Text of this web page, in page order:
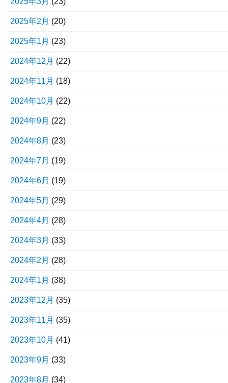
2025年2月 (20)
2025年1月 (23)
2024年12月 (22)
2024年11月 (18)
2024年10月 (22)
2024年9月 (22)
2024年8月 (23)
2024年7月 (19)
2024年6月 (19)
2024年5月 (29)
2024年4月 (28)
2024年3月 (33)
2024年2月 (28)
2024年1月 (38)
2023年12月 (35)
2023年11月 (35)
2023年10月 (41)
2023年9月 (33)
2023年8月 (34)